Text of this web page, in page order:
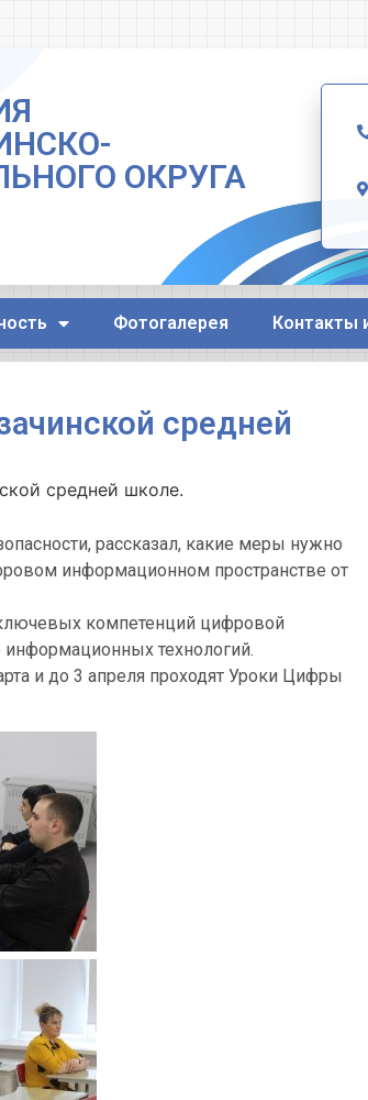
ОКРУГА
Фотогалерея Контакты
средней
средней школе.
рассказал, какие меры нужно
информационном пространстве от
компетенций цифровой
технологий.
и до 3 апреля проходят Уроки Цифры